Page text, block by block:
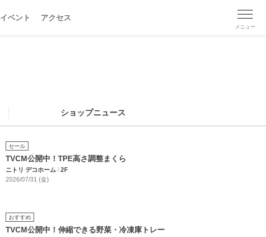
イベント アクセス
メニュー
ショップニュース
セール
TVCM公開中！TPE高さ調整まくら
ニトリ デコホーム / 2F
2026/07/31 (金)
おすすめ
TVCM公開中！伸縮できる野菜・冷凍庫トレー